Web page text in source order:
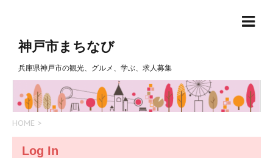
神戸市まちなび
兵庫県神戸市の観光、グルメ、学ぶ、求人募集
HOME >
Log In